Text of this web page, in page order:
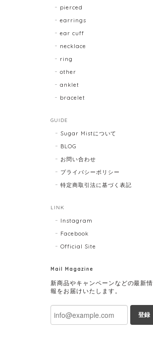
pierced
earrings
ear cuff
necklace
ring
other
anklet
bracelet
GUIDE
Sugar Mistについて
BLOG
お問い合わせ
プライバシーポリシー
特定商取引法に基づく表記
LINK
Instagram
Facebook
Official Site
Mail Magazine
新商品やキャンペーンなどの最新情
報をお届けいたします。
登録